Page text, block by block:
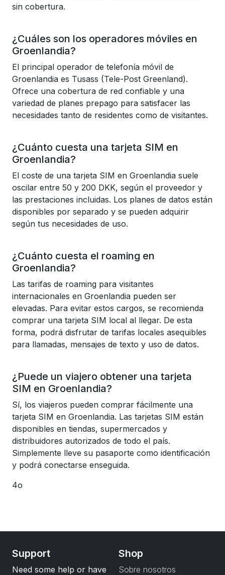
sin cobertura.
¿Cuáles son los operadores móviles en
Groenlandia?
El principal operador de telefonía móvil de
Groenlandia es Tusass (Tele-Post Greenland).
Ofrece una cobertura de red confiable y una
variedad de planes prepago para satisfacer las
necesidades tanto de residentes como de visitantes.
¿Cuánto cuesta una tarjeta SIM en
Groenlandia?
El coste de una tarjeta SIM en Groenlandia suele
oscilar entre 50 y 200 DKK, según el proveedor y
las prestaciones incluidas. Los planes de datos están
disponibles por separado y se pueden adquirir
según tus necesidades de uso.
¿Cuánto cuesta el roaming en
Groenlandia?
Las tarifas de roaming para visitantes
internacionales en Groenlandia pueden ser
elevadas. Para evitar estos cargos, se recomienda
comprar una tarjeta SIM local al llegar. De esta
forma, podrá disfrutar de tarifas locales asequibles
para llamadas, mensajes de texto y uso de datos.
¿Puede un viajero obtener una tarjeta
SIM en Groenlandia?
Sí, los viajeros pueden comprar fácilmente una
tarjeta SIM en Groenlandia. Las tarjetas SIM están
disponibles en tiendas, supermercados y
distribuidores autorizados de todo el país.
Simplemente lleve su pasaporte como identificación
y podrá conectarse enseguida.
4o
Support
Need some help or have
Shop
Sobre nosotros